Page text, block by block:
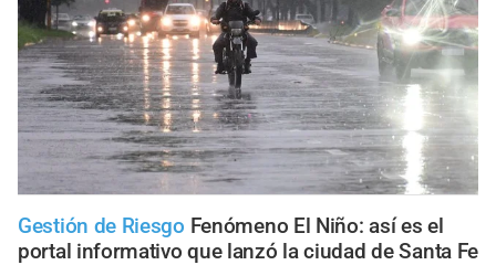
Gestión de Riesgo Fenómeno El Niño: así es el
portal informativo que lanzó la ciudad de Santa Fe